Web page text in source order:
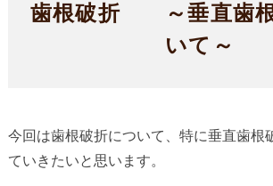
診療内容
精密根管治療の治療費
歯根破折 ～垂直歯根
いて～
今回は歯根破折について、特に垂直歯根
ていきたいと思います。